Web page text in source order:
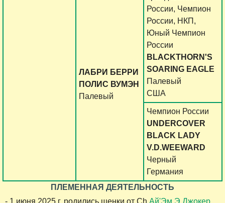
ЛАБРИ БЕРРИ
ПОЛИС ВУМЭН
Палевый
России, Чемпион
России, НКП,
Юный Чемпион
России
BLACKTHORN'S
SOARING EAGLE
Палевый
США
Чемпион России
UNDERCOVER
BLACK LADY
V.D.WEEWARD
Черный
Германия
ПЛЕМЕННАЯ ДЕЯТЕЛЬНОСТЬ
- 1 июня 2025 г. родились щенки от Ch. Ай'Эм Э Джокер